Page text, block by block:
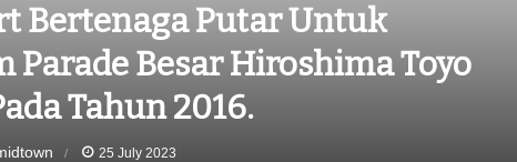
Bertenaga Putar Untuk
Besar Hiroshima Toyo
Tahun 2016.
25 July 2023